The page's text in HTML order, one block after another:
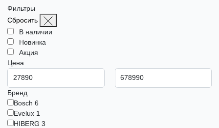
Фильтры
Сбросить
В наличии
Новинка
Акция
Цена
Бренд
Bosch 6
Evelux 1
HIBERG 3